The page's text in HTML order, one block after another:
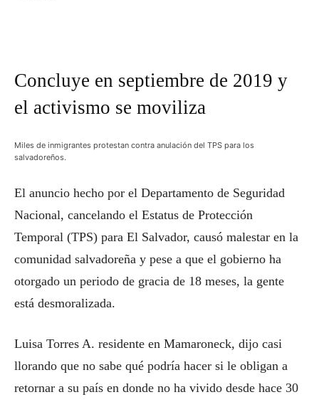
Concluye en septiembre de 2019 y
el activismo se moviliza
Miles de inmigrantes protestan contra anulación del TPS para los
salvadoreños.
El anuncio hecho por el Departamento de Seguridad
Nacional, cancelando el Estatus de Protección
Temporal (TPS) para El Salvador, causó malestar en la
comunidad salvadoreña y pese a que el gobierno ha
otorgado un periodo de gracia de 18 meses, la gente
está desmoralizada.
Luisa Torres A. residente en Mamaroneck, dijo casi
llorando que no sabe qué podría hacer si le obligan a
retornar a su país en donde no ha vivido desde hace 30